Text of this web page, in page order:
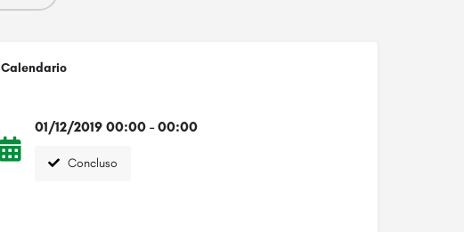
Calendario
01/12/2019 00:00 - 00:00
Concluso